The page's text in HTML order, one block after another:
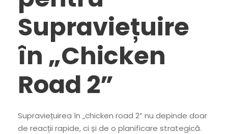
Supraviețuire
în „Chicken
Road 2”
Supraviețuirea în „chicken road 2” nu depinde doar
de reacții rapide, ci și de o planificare strategică.